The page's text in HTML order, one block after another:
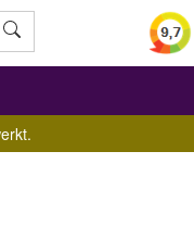
Zoeken